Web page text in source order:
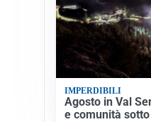
IMPERDIBILI
Agosto in Val
e comunità